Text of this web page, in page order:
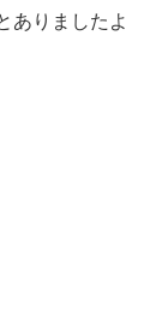
ありましたよ